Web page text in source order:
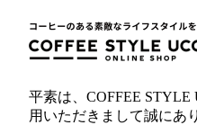
平素は、COFFEE STYLE
用いただきまして誠にあ